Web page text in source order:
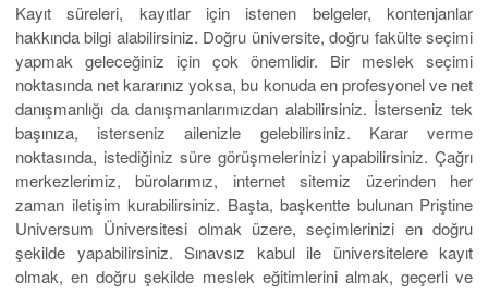
Kayıt süreleri, kayıtlar için istenen belgeler, kontenjanlar
hakkında bilgi alabilirsiniz. Doğru üniversite, doğru fakülte seçimi
yapmak geleceğiniz için çok önemlidir. Bir meslek seçimi
noktasında net kararınız yoksa, bu konuda en profesyonel ve net
danışmanlığı da danışmanlarımızdan alabilirsiniz. İsterseniz tek
başınıza, isterseniz ailenizle gelebilirsiniz. Karar verme
noktasında, istediğiniz süre görüşmelerinizi yapabilirsiniz. Çağrı
merkezlerimiz, bürolarımız, internet sitemiz üzerinden her
zaman iletişim kurabilirsiniz. Başta, başkentte bulunan Priştine
Universum Üniversitesi olmak üzere, seçimlerinizi en doğru
şekilde yapabilirsiniz. Sınavsız kabul ile üniversitelere kayıt
olmak, en doğru şekilde meslek eğitimlerini almak, geçerli ve